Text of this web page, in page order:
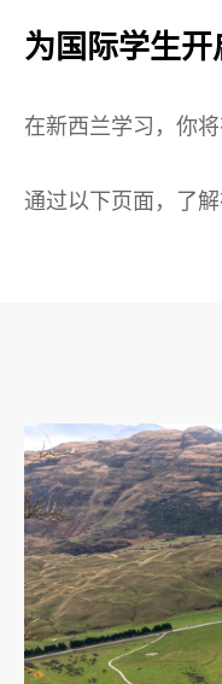
为国际学生
在新西兰学习，你
通过以下页面，了